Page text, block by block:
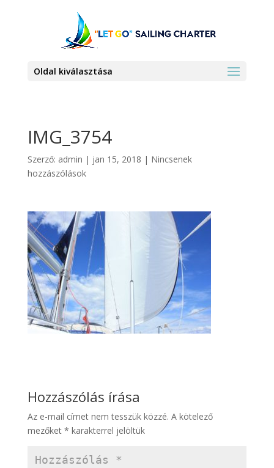
Oldal kiválasztása
IMG_3754
Szerző: admin | jan 15, 2018 | Nincsenek
hozzászólások
Hozzászólás írása
Az e-mail címet nem tesszük közzé. A kötelező
mezőket * karakterrel jelöltük